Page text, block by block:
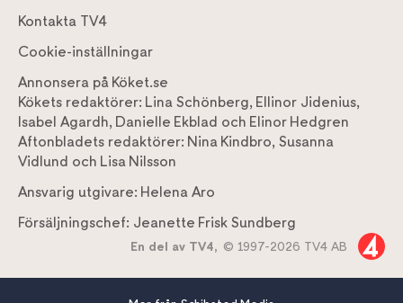
Kontakta TV4
Cookie-inställningar
Annonsera på Köket.se
Kökets redaktörer: Lina Schönberg, Ellinor Jidenius,
Isabel Agardh, Danielle Ekblad och Elinor Hedgren
Aftonbladets redaktörer: Nina Kindbro, Susanna
Vidlund och Lisa Nilsson
Ansvarig utgivare: Helena Aro
Försäljningschef: Jeanette Frisk Sundberg
En del av TV4, © 1997-2026 TV4 AB